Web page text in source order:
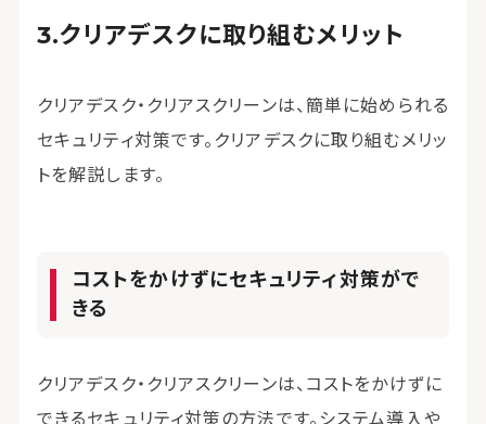
クリアデスクに取り組むメリット
クリアデスク・クリアスクリーンは、簡単に始められる
セキュリティ対策です。クリアデスクに取り組むメリッ
トを解説します。
コストをかけずにセキュリティ対策がで
きる
クリアデスク・クリアスクリーンは、コストをかけずに
できるセキュリティ対策の方法です。システム導入や